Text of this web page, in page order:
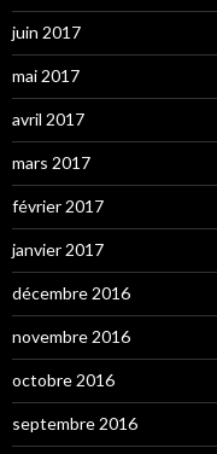
juin 2017
mai 2017
avril 2017
mars 2017
février 2017
janvier 2017
décembre 2016
novembre 2016
octobre 2016
septembre 2016